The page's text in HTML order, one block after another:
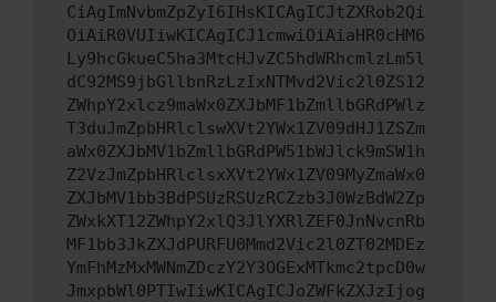
CiAgImNvbmZpZyI6IHsKICAgICJtZXRob2Qi
OiAiR0VUIiwKICAgICJ1cmwiOiAiaHR0cHM6
Ly9hcGkueC5ha3MtcHJvZC5hdWRhcmlzLm5l
dC92MS9jbGllbnRzLzIxNTMvd2Vic2l0ZS12
ZWhpY2xlcz9maWx0ZXJbMF1bZmllbGRdPWlz
T3duJmZpbHRlclswXVt2YWx1ZV09dHJ1ZSZm
aWx0ZXJbMV1bZmllbGRdPW51bWJlck9mSW1h
Z2VzJmZpbHRlclsxXVt2YWx1ZV09MyZmaWx0
ZXJbMV1bb3BdPSUzRSUzRCZzb3J0WzBdW2Zp
ZWxkXT12ZWhpY2xlQ3JlYXRlZEF0JnNvcnRb
MF1bb3JkZXJdPURFU0Mmd2Vic2l0ZT02MDEz
YmFhMzMxMWNmZDczY2Y3OGExMTkmc2tpcD0w
JmxpbWl0PTIwIiwKICAgICJoZWFkZXJzIjog